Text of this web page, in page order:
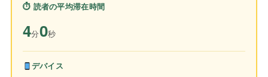
⏱ 読者の平均滞在時間
4分0秒
デバイス